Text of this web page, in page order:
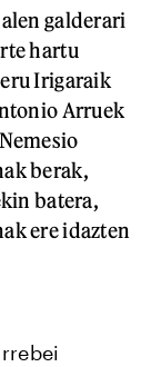
galderari
hartu
Irigaraik
Arruek
berak,
batera,
ere idazten